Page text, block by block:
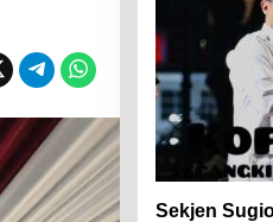
Sekjen